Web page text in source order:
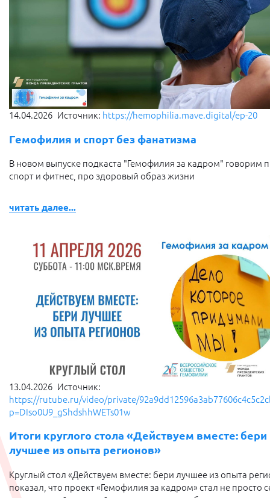
14.04.2026 Источник: https://hemophilia.mave.digital/ep-20
Гемофилия и спорт без фанатизма
В новом выпуске подкаста "Гемофилия за кадром" говорим
спорт и фитнес, про здоровый образ жизни
читать далее...
13.04.2026 Источник:
https://rutube.ru/video/private/
p=DIso0U9_gShdshhWETs01w
Итоги круглого стола «Действуем вместе: бери
лучшее из опыта регионов»
Круглый стол «Действуем вместе: бери лучшее из опыта
показал, что проект «Гемофилия за кадром» стал не просто